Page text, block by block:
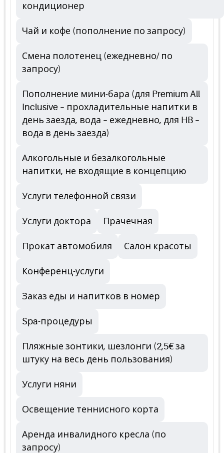
кондиционер
Чай и кофе (пополнение по запросу)
Смена полотенец (ежедневно/ по
запросу)
Пополнение мини-бара (для Premium All
Inclusive – прохладительные напитки в
день заезда, вода – ежедневно, для HB –
вода в день заезда)
Алкогольные и безалкогольные
напитки, не входящие в концепцию
Услуги телефонной связи
Услуги доктора Прачечная
Прокат автомобиля Салон красоты
Конференц-услуги
Заказ еды и напитков в номер
Spa-процедуры
Пляжные зонтики, шезлонги (2,5€ за
штуку на весь день пользования)
Услуги няни
Освещение теннисного корта
Аренда инвалидного кресла (по
запросу)